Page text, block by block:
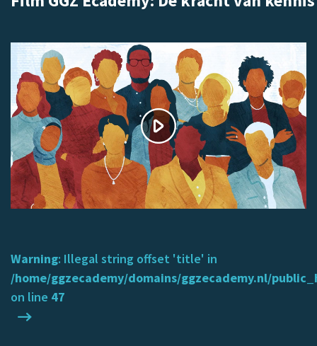
Warning: Illegal string offset 'title' in
/home/ggzecademy/domains/ggzecademy.nl/
on line 47